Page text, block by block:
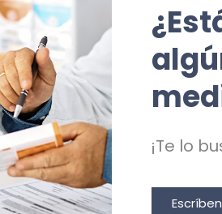
Dermofarmacia
¡Te lo